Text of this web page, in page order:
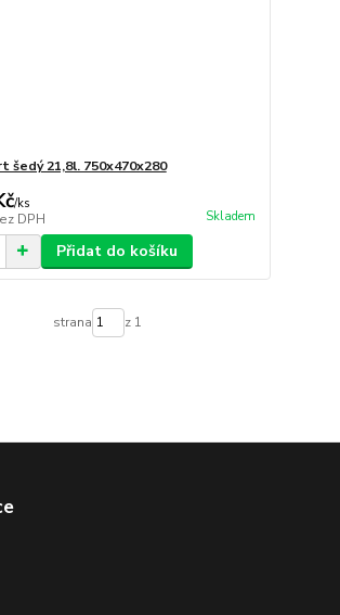
šedý 21,8l. 750x470x280
/ks
DPH Skladem
Přidat do košíku
strana z 1